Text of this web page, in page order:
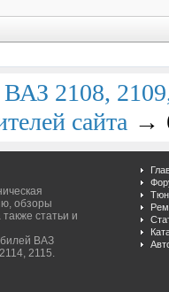
2108,
сайта →
обзоры
статьи и
ВАЗ
2115.